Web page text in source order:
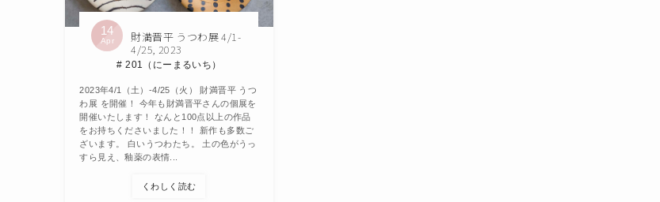
14
Apr
財満晋平 うつわ展 4/1-
4/25, 2023
201（にーまるいち）
2023年4/1（土）-4/25（火） 財満晋平 うつ
わ展 を開催！ 今年も財満晋平さんの個展を
開催いたします！ なんと100点以上の作品
をお持ちくださいました！！ 新作も多数ご
ざいます。 白いうつわたち。 土の色がうっ
すら見え、釉薬の表情...
くわしく読む